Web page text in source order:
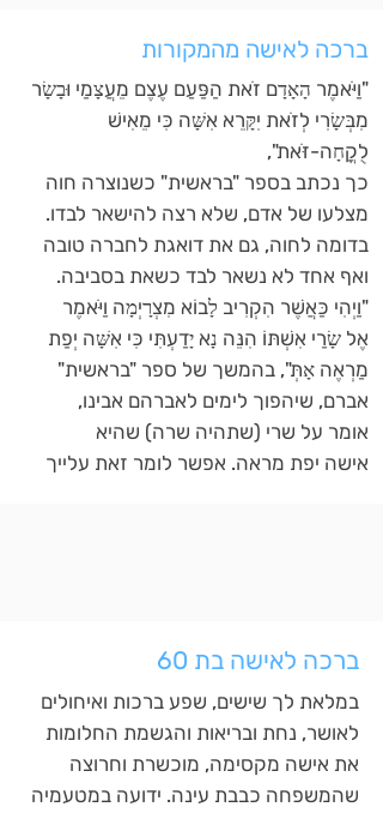
ברכה לאישה מהמקורות
"וַיֹּאמֶר הָאָדָם זֹאת הַפַּעַם עֶצֶם מֵעֲצָמַי וּבָשָׂר
מִבְּשָׂרִי לְזֹאת יִקָּרֵא אִשָּׁה כִּי מֵאִישׁ
לֻקֳחָה-זֹּאת",
כך נכתב בספר "בראשית" כשנוצרה חוה
מצלעו של אדם, שלא רצה להישאר לבדו.
בדומה לחוה, גם את דואגת לחברה טובה
ואף אחד לא נשאר לבד כשאת בסביבה.
"וַיְהִי כַּאֲשֶׁר הִקְרִיב לָבוֹא מִצְרָיְמָה וַיֹּאמֶר
אֶל שָׂרַי אִשְׁתּוֹ הִנֵּה נָא יָדַעְתִּי כִּי אִשָּׁה יְפַת
מַרְאֶה אָתְּ", בהמשך של ספר "בראשית"
אברם, שיהפוך לימים לאברהם אבינו,
אומר על שרי (שתהיה שרה) שהיא
אישה יפת מראה. אפשר לומר זאת עלייך
ברכה לאישה בת 60
במלאת לך שישים, שפע ברכות ואיחולים
לאושר, נחת ובריאות והגשמת החלומות
את אישה מקסימה, מוכשרת וחרוצה
שהמשפחה כבבת עינה. ידועה במטעמיה